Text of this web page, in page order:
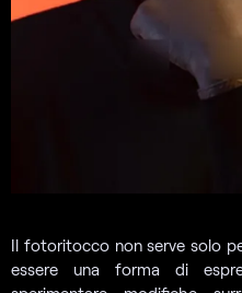
Il fotoritocco non serve solo
essere una forma di